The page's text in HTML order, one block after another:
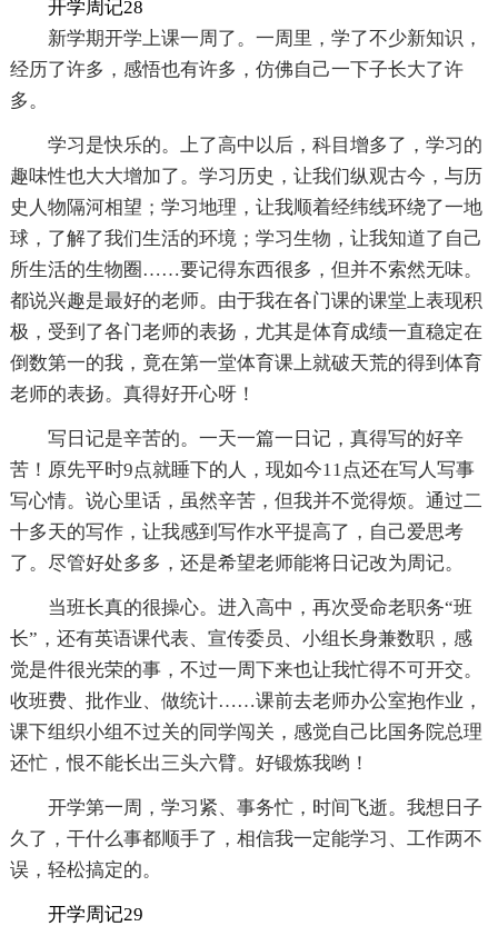
开学周记28
新学期开学上课一周了。一周里，学了不少新知识，
经历了许多，感悟也有许多，仿佛自己一下子长大了许
多。
学习是快乐的。上了高中以后，科目增多了，学习的
趣味性也大大增加了。学习历史，让我们纵观古今，与历
史人物隔河相望；学习地理，让我顺着经纬线环绕了一地
球，了解了我们生活的环境；学习生物，让我知道了自己
所生活的生物圈……要记得东西很多，但并不索然无味。
都说兴趣是最好的老师。由于我在各门课的课堂上表现积
极，受到了各门老师的表扬，尤其是体育成绩一直稳定在
倒数第一的我，竟在第一堂体育课上就破天荒的得到体育
老师的表扬。真得好开心呀！
写日记是辛苦的。一天一篇一日记，真得写的好辛
苦！原先平时9点就睡下的人，现如今11点还在写人写事
写心情。说心里话，虽然辛苦，但我并不觉得烦。通过二
十多天的写作，让我感到写作水平提高了，自己爱思考
了。尽管好处多多，还是希望老师能将日记改为周记。
当班长真的很操心。进入高中，再次受命老职务“班
长”，还有英语课代表、宣传委员、小组长身兼数职，感
觉是件很光荣的事，不过一周下来也让我忙得不可开交。
收班费、批作业、做统计……课前去老师办公室抱作业，
课下组织小组不过关的同学闯关，感觉自己比国务院总理
还忙，恨不能长出三头六臂。好锻炼我哟！
开学第一周，学习紧、事务忙，时间飞逝。我想日子
久了，干什么事都顺手了，相信我一定能学习、工作两不
误，轻松搞定的。
开学周记29